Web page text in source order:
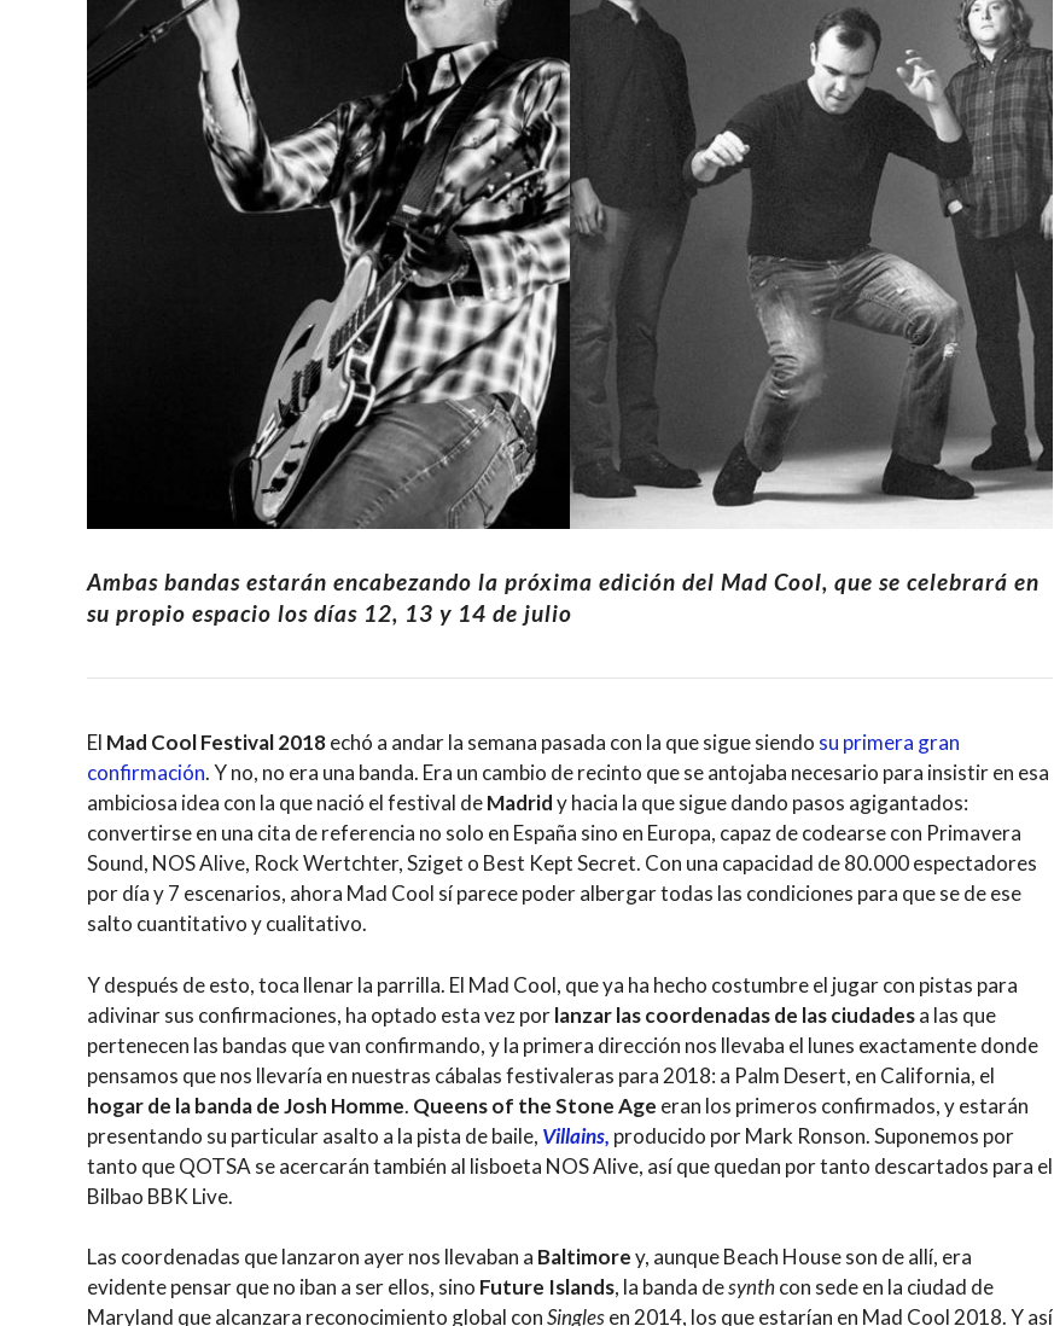
Ambas bandas estarán encabezando la próxima edición del Mad Cool, que se celebrará en
su propio espacio los días 12, 13 y 14 de julio
El Mad Cool Festival 2018echó a andar la semana pasada con la que sigue siendo su primera gran
confirmación. Y no, no era una banda. Era un cambio de recinto que se antojaba necesario para insistir en esa
ambiciosa idea con la que nació el festival deMadridy hacia la que sigue dando pasos agigantados:
convertirse en una cita de referencia no solo en España sino en Europa, capaz de codearse con Primavera
Sound, NOS Alive, Rock Wertchter, Sziget o Best Kept Secret. Con una capacidad de 80.000 espectadores
por día y 7 escenarios, ahora Mad Cool sí parece poder albergar todas las condiciones para que se de ese
salto cuantitativo y cualitativo.
Y después de esto, toca llenar la parrilla. El Mad Cool, que ya ha hecho costumbre el jugar con pistas para
adivinar sus confirmaciones, ha optado esta vez porlanzar las coordenadas de las ciudadesa las que
pertenecen las bandas que van confirmando, y la primera dirección nos llevaba el lunes exactamente donde
pensamos que nos llevaría en nuestras cábalas festivaleras para 2018: a Palm Desert, en California, el
hogar de la banda de Josh Homme. Queens of the Stone Age eran los primeros confirmados, y estarán
presentando su particular asalto a la pista de baile, Villains, producido por Mark Ronson. Suponemos por
tanto que QOTSA se acercarán también al lisboeta NOS Alive, así que quedan por tanto descartados para el
Bilbao BBK Live.
Las coordenadas que lanzaron ayer nos llevaban a Baltimorey, aunque Beach House son de allí, era
evidente pensar que no iban a ser ellos, sino Future Islands, la banda desynthcon sede en la ciudad de
Maryland que alcanzara reconocimiento global conSinglesen 2014, los que estarían en Mad Cool 2018. Y así